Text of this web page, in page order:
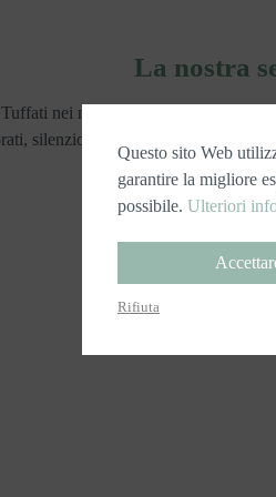
La nostra
Tuffati nei nostri best seller che
silenziosi e sicuri, ogni pezzo è
Questo sito Web
garantire la migliore
possibile. Ulteriori
Rifiuta